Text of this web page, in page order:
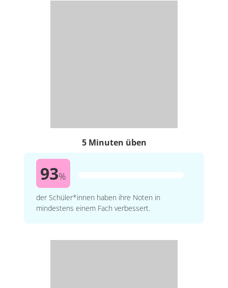
5 Minuten üben
93%
der Schüler*innen haben ihre Noten in
mindestens einem Fach verbessert.